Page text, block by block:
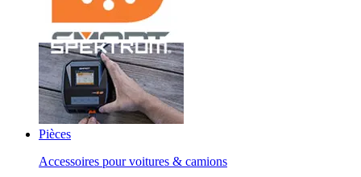
Pièces
Accessoires pour voitures & camions